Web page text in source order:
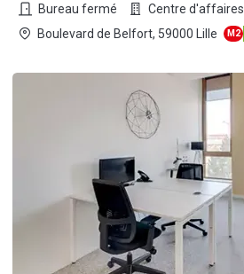
Bureau fermé
Centre d'affaires
Boulevard de Belfort, 59000 Lille
M2